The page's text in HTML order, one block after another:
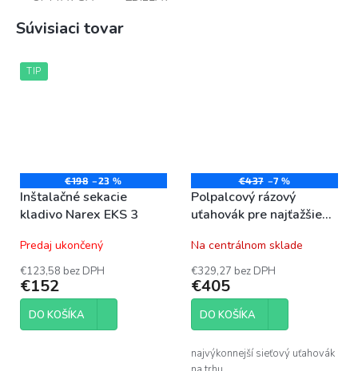
Súvisiaci tovar
TIP
€198 –23 %
Inštalačné sekacie
kladivo Narex EKS 3
Predaj ukončený
€123,58 bez DPH
€152
DO KOŠÍKA
€437 –7 %
Polpalcový rázový
uťahovák pre najťažšie
800 (T-Loc)
Na centrálnom sklade
€329,27 bez DPH
€405
DO KOŠÍKA
najvýkonnejší sieťový uťahovák